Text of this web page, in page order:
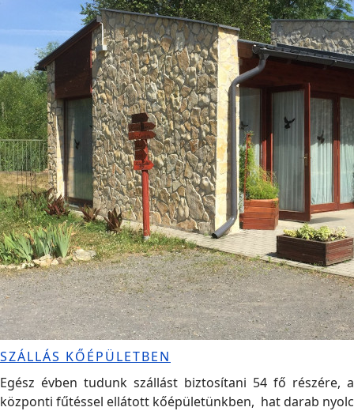
SZÁLLÁS KŐÉPÜLETBEN
Egész évben tudunk szállást biztosítani 54 fő részére, a
központi fűtéssel ellátott kőépületünkben, hat darab nyolc